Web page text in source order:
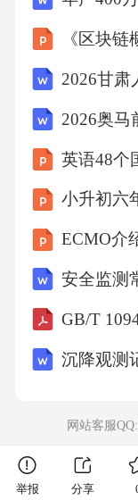
管，包括经营
经营台账、年
扫码获取司机
上报经营处置
图片04/功能
废企业、运输
置贮存间、投
*24全天候掌
用AI识别能力
警，推送执法
聚，支持秒级
《区块
2026甘肃
2026奥马
ECMO介
安全监测
沉降观测
网站客服
举报 分享